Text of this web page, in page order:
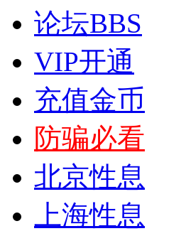
论坛BBS
VIP开通
充值金币
防骗必看
北京性息
上海性息